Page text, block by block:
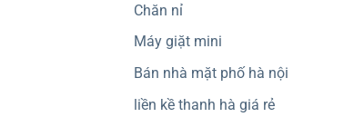
Chăn nỉ
Máy giặt mini
Bán nhà mặt phố hà nội
liền kề thanh hà giá rẻ